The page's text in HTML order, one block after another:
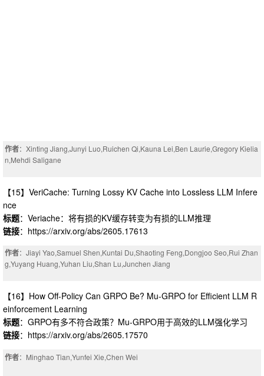
作者：Xinting Jiang,Junyi Luo,Ruichen Qi,Kauna Lei,Ben Laurie,Gregory Kielia
n,Mehdi Saligane
【15】VeriCache: Turning Lossy KV Cache into Lossless LLM Infere
nce
标题：Veriache：将有损的KV缓存转变为有损的LLM推理
链接：https://arxiv.org/abs/2605.17613
作者：Jiayi Yao,Samuel Shen,Kuntai Du,Shaoting Feng,Dongjoo Seo,Rui Zhan
g,Yuyang Huang,Yuhan Liu,Shan Lu,Junchen Jiang
【16】How Off-Policy Can GRPO Be? Mu-GRPO for Efficient LLM R
einforcement Learning
标题：GRPO有多不符合政策？Mu-GRPO用于高效的LLM强化学习
链接：https://arxiv.org/abs/2605.17570
作者：Minghao Tian,Yunfei Xie,Chen Wei